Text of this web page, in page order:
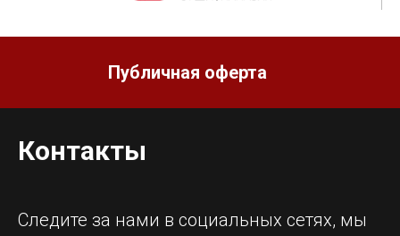
Публичная оферта
Контакты
Следите за нами в социальных сетях, мы